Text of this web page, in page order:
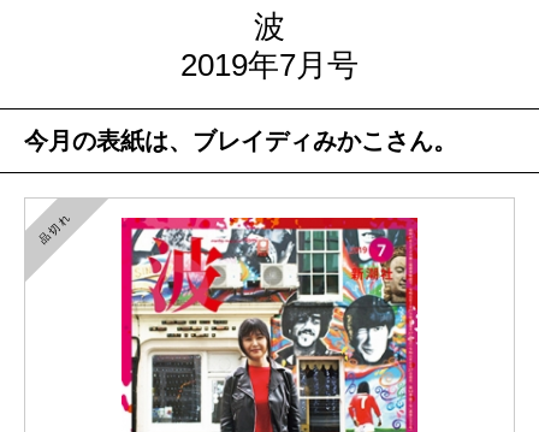
波
2019年7月号
今月の表紙は、ブレイディみかこさん。
品切れ